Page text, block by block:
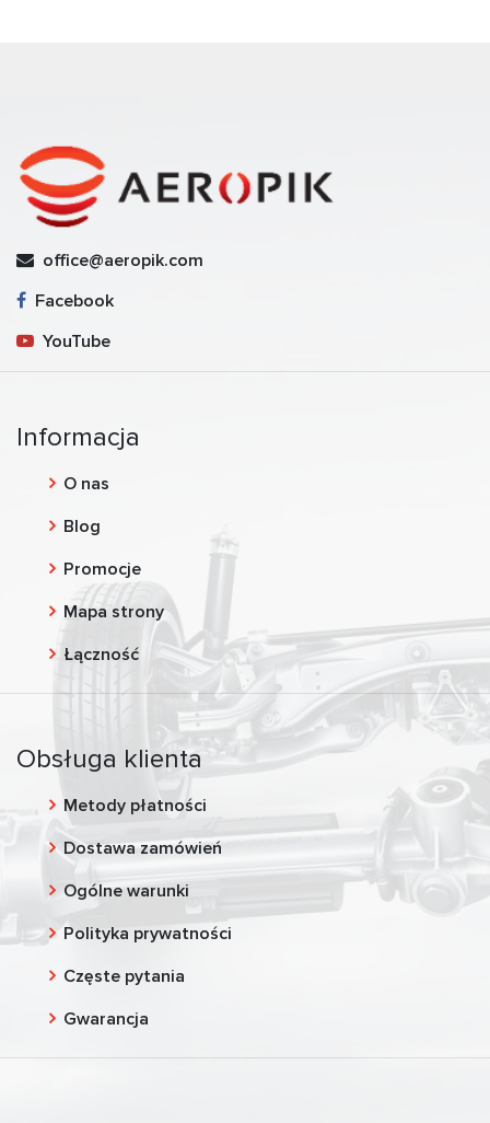
office@aeropik.com
Facebook
YouTube
Informacja
O nas
Blog
Promocje
Mapa strony
Łączność
Obsługa klienta
Metody płatności
Dostawa zamówień
Ogólne warunki
Polityka prywatności
Częste pytania
Gwarancja